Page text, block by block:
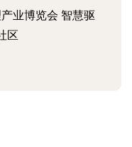
业博览会 智慧驱
区